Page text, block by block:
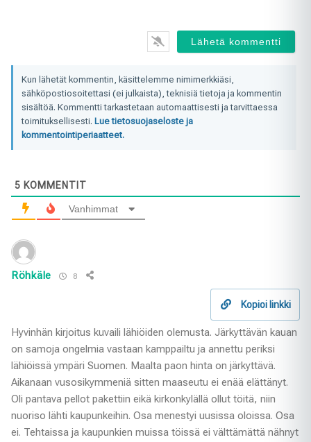
Kun lähetät kommentin, käsittelemme nimimerkkiäsi,
sähköpostiosoitettasi (ei julkaista), teknisiä tietoja ja kommentin
sisältöä. Kommentti tarkastetaan automaattisesti ja tarvittaessa
toimituksellisesti. Lue tietosuojaseloste ja
kommentointiperiaatteet.
5 KOMMENTIT
Vanhimmat
Röhkäle 8
Kopioi linkki
Hyvinhän kirjoitus kuvaili lähiöiden olemusta. Järkyttävän kauan
on samoja ongelmia vastaan kamppailtu ja annettu periksi
lähiöissä ympäri Suomen. Maalta paon hinta on järkyttävä.
Aikanaan vusosikymmeniä sitten maaseutu ei enää elättänyt.
Oli pantava pellot pakettiin eikä kirkonkylällä ollut töitä, niin
nuoriso lähti kaupunkeihin. Osa menestyi uusissa oloissa. Osa
ei. Tehtaissa ja kaupunkien muissa töissä ei välttämättä nähnyt